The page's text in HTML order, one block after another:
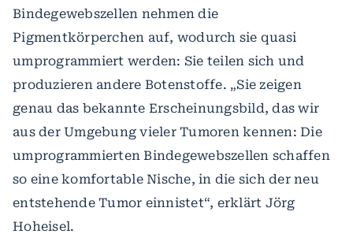
Bindegewebszellen nehmen die
Pigmentkörperchen auf, wodurch sie quasi
umprogrammiert werden: Sie teilen sich und
produzieren andere Botenstoffe. „Sie zeigen
genau das bekannte Erscheinungsbild, das wir
aus der Umgebung vieler Tumoren kennen: Die
umprogrammierten Bindegewebszellen schaffen
so eine komfortable Nische, in die sich der neu
entstehende Tumor einnistet“, erklärt Jörg
Hoheisel.